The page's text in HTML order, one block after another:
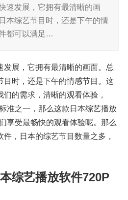
速发展，它拥有最清晰的画
本综艺节目时，还是下午的情
都可以满足…
发展，它拥有最清晰的画面。总
目时，还是下午的情感节目。这
的需求，清晰的观看体验，
准之一，那么这款日本综艺播放
享受最畅快的观看体验呢。那么
，日本的综艺节目数量之多，
综艺播放软件720P